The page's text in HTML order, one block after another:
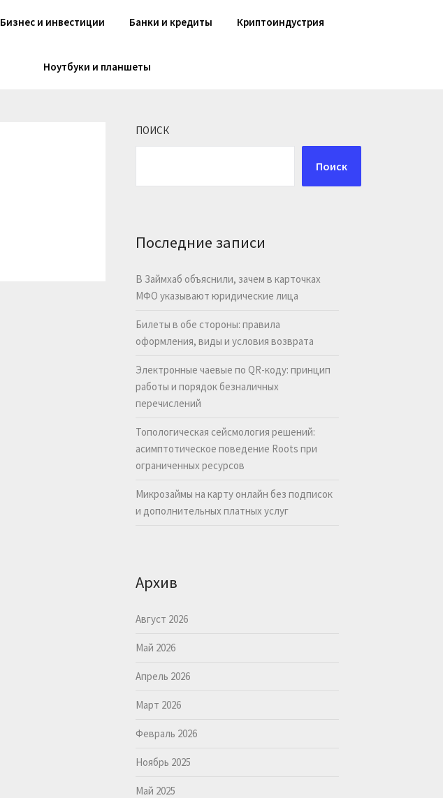
Бизнес и инвестиции Банки и кредиты Криптоиндустрия
Ноутбуки и планшеты
ПОИСК
Поиск
Последние записи
В Займхаб объяснили, зачем в карточках
МФО указывают юридические лица
Билеты в обе стороны: правила
оформления, виды и условия возврата
Электронные чаевые по QR-коду: принцип
работы и порядок безналичных
перечислений
Топологическая сейсмология решений:
асимптотическое поведение Roots при
ограниченных ресурсов
Микрозаймы на карту онлайн без подписок
и дополнительных платных услуг
Архив
Август 2026
Май 2026
Апрель 2026
Март 2026
Февраль 2026
Ноябрь 2025
Май 2025